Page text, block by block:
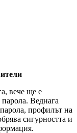
вече ще е
парола. Веднага
профилът на
сигурността и